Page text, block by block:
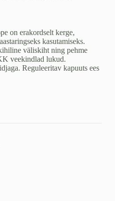
on erakordselt kerge,
kasutamiseks.
väliskiht ning pehme
veekindlad lukud.
Reguleeritav kapuuts ees